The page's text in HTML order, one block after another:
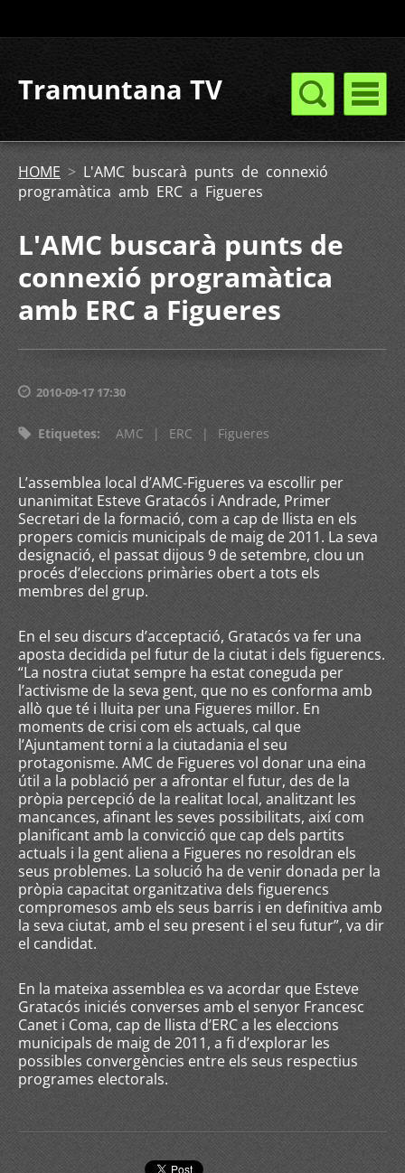
Tramuntana TV
HOME > L'AMC buscarà punts de connexió
programàtica amb ERC a Figueres
L'AMC buscarà punts de
connexió programàtica
amb ERC a Figueres
2010-09-17 17:30
Etiquetes: AMC | ERC | Figueres
L’assemblea local d’AMC-Figueres va escollir per
unanimitat Esteve Gratacós i Andrade, Primer
Secretari de la formació, com a cap de llista en els
propers comicis municipals de maig de 2011. La seva
designació, el passat dijous 9 de setembre, clou un
procés d’eleccions primàries obert a tots els
membres del grup.
En el seu discurs d’acceptació, Gratacós va fer una
aposta decidida pel futur de la ciutat i dels figuerencs.
“La nostra ciutat sempre ha estat coneguda per
l’activisme de la seva gent, que no es conforma amb
allò que té i lluita per una Figueres millor. En
moments de crisi com els actuals, cal que
l’Ajuntament torni a la ciutadania el seu
protagonisme. AMC de Figueres vol donar una eina
útil a la població per a afrontar el futur, des de la
pròpia percepció de la realitat local, analitzant les
mancances, afinant les seves possibilitats, així com
planificant amb la convicció que cap dels partits
actuals i la gent aliena a Figueres no resoldran els
seus problemes. La solució ha de venir donada per la
pròpia capacitat organitzativa dels figuerencs
compromesos amb els seus barris i en definitiva amb
la seva ciutat, amb el seu present i el seu futur”, va dir
el candidat.
En la mateixa assemblea es va acordar que Esteve
Gratacós iniciés converses amb el senyor Francesc
Canet i Coma, cap de llista d’ERC a les eleccions
municipals de maig de 2011, a fi d’explorar les
possibles convergències entre els seus respectius
programes electorals.